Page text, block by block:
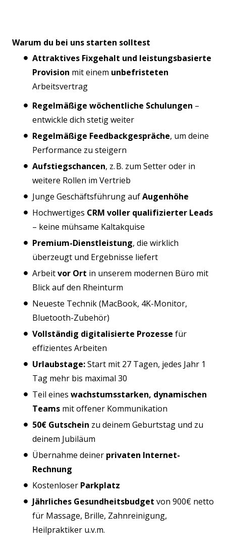
Warum du bei uns starten solltest
Attraktives Fixgehalt und leistungsbasierte
Provision mit einem unbefristeten
Arbeitsvertrag
Regelmäßige wöchentliche Schulungen –
entwickle dich stetig weiter
Regelmäßige Feedbackgespräche, um deine
Performance zu steigern
Aufstiegschancen, z. B. zum Setter oder in
weitere Rollen im Vertrieb
Junge Geschäftsführung aufAugenhöhe
Hochwertiges CRM voller qualifizierter Leads
– keine mühsame Kaltakquise
Premium-Dienstleistung, die wirklich
überzeugt und Ergebnisse liefert
Arbeitvor Ort in unserem modernen Büro mit
Blick auf den Rheinturm
Neueste Technik (MacBook, 4K-Monitor,
Bluetooth-Zubehör)
Vollständig digitalisierte Prozesse für
effizientes Arbeiten
Urlaubstage:Start mit 27 Tagen, jedes Jahr 1
Tag mehr bis maximal 30
Teil eines wachstumsstarken, dynamischen
Teams mit offener Kommunikation
50€ Gutschein zu deinem Geburtstag und zu
deinem Jubiläum
Übernahme deiner privaten Internet-
Rechnung
Kostenloser Parkplatz
Jährliches Gesundheitsbudget von 900€ netto
für Massage, Brille, Zahnreinigung,
Heilpraktiker u.v.m.